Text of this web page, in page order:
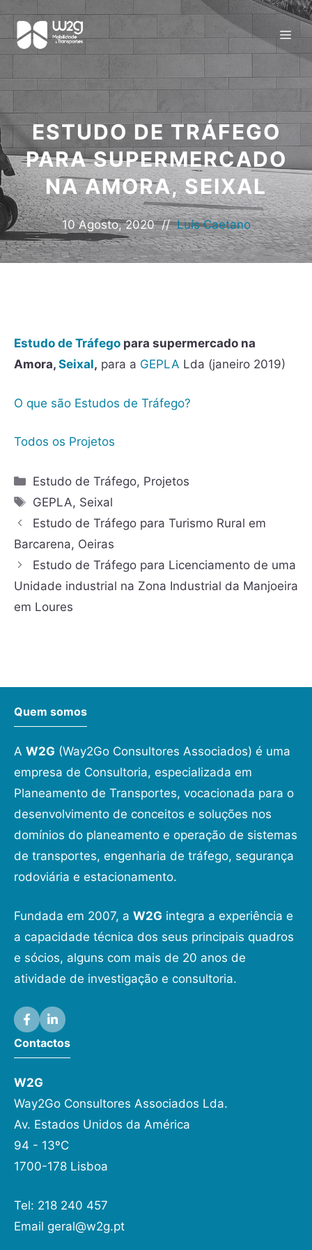
ESTUDO DE TRÁFEGO
PARA SUPERMERCADO
NA AMORA, SEIXAL
10 Agosto, 2020 // Luís Caetano
Estudo de Tráfego para supermercado na
Amora, Seixal, para a GEPLA Lda (janeiro 2019)
O que são Estudos de Tráfego?
Todos os Projetos
Estudo de Tráfego, Projetos
GEPLA, Seixal
Estudo de Tráfego para Turismo Rural em
Barcarena, Oeiras
Estudo de Tráfego para Licenciamento de uma
Unidade industrial na Zona Industrial da Manjoeira
em Loures
Quem somos
A W2G (Way2Go Consultores Associados) é uma
empresa de Consultoria, especializada em
Planeamento de Transportes, vocacionada para o
desenvolvimento de conceitos e soluções nos
domínios do planeamento e operação de sistemas
de transportes, engenharia de tráfego, segurança
rodoviária e estacionamento.
Fundada em 2007, a W2G integra a experiência e
a capacidade técnica dos seus principais quadros
e sócios, alguns com mais de 20 anos de
atividade de investigação e consultoria.
Contactos
W2G
Way2Go Consultores Associados Lda.
Av. Estados Unidos da América
94 - 13ºC
1700-178 Lisboa
Tel: 218 240 457
Email geral@w2g.pt